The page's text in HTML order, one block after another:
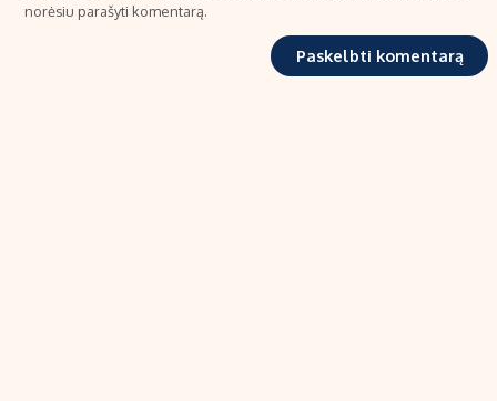
norėsiu parašyti komentarą.